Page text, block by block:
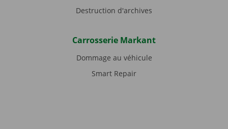
Destruction d'archives
Carrosserie Markant
Dommage au véhicule
Smart Repair